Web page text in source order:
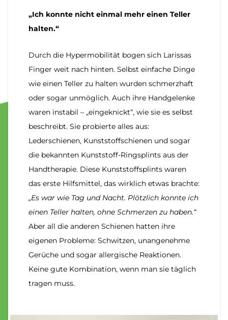
„Ich konnte nicht einmal mehr einen Teller
halten.“
Durch die Hypermobilität bogen sich Larissas
Finger weit nach hinten. Selbst einfache Dinge
wie einen Teller zu halten wurden schmerzhaft
oder sogar unmöglich. Auch ihre Handgelenke
waren instabil – „eingeknickt“, wie sie es selbst
beschreibt. Sie probierte alles aus:
Lederschienen, Kunststoffschienen und sogar
die bekannten Kunststoff-Ringsplints aus der
Handtherapie. Diese Kunststoffsplints waren
das erste Hilfsmittel, das wirklich etwas brachte:
„Es war wie Tag und Nacht. Plötzlich konnte ich
einen Teller halten, ohne Schmerzen zu haben.“
Aber all die anderen Schienen hatten ihre
eigenen Probleme: Schwitzen, unangenehme
Gerüche und sogar allergische Reaktionen.
Keine gute Kombination, wenn man sie täglich
tragen muss.